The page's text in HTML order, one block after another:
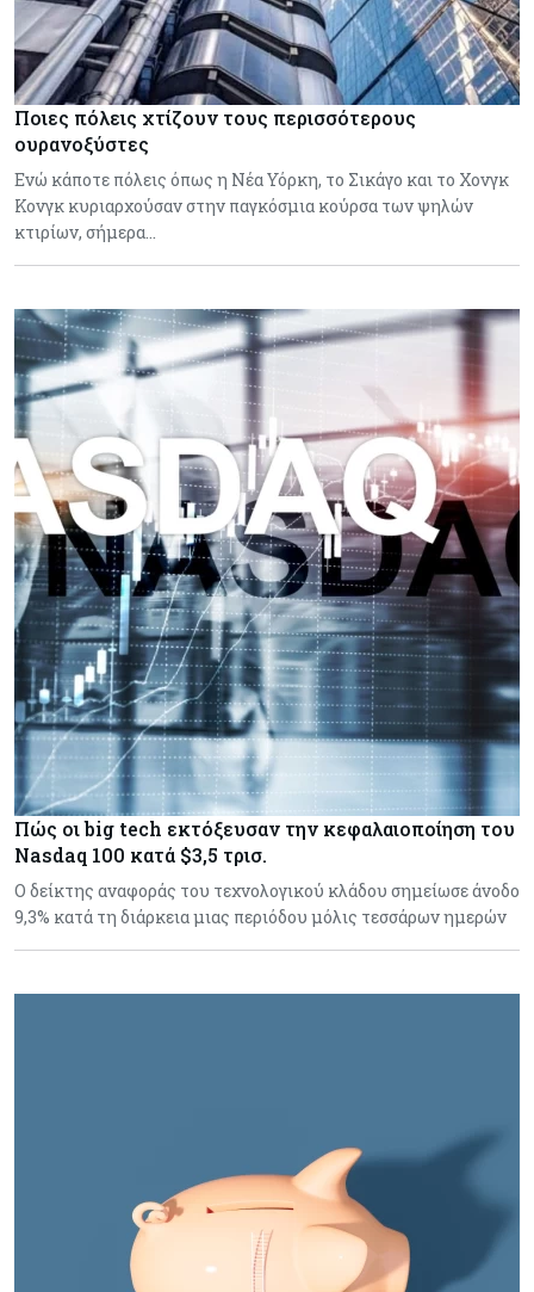
Ποιες πόλεις χτίζουν τους περισσότερους
ουρανοξύστες
Ενώ κάποτε πόλεις όπως η Νέα Υόρκη, το Σικάγο και το Χονγκ
Κονγκ κυριαρχούσαν στην παγκόσμια κούρσα των ψηλών
κτιρίων, σήμερα…
Πώς οι big tech εκτόξευσαν την κεφαλαιοποίηση του
Nasdaq 100 κατά $3,5 τρισ.
Ο δείκτης αναφοράς του τεχνολογικού κλάδου σημείωσε άνοδο
9,3% κατά τη διάρκεια μιας περιόδου μόλις τεσσάρων ημερών